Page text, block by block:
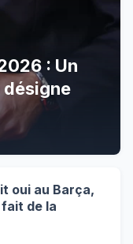
: Un
oui au Barça,
de la